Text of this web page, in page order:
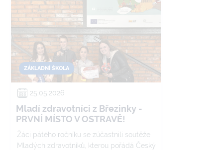
ZÁKLADNÍ ŠKOLA
25.05.2026
Mladí zdravotníci z Březinky -
PRVNÍ MÍSTO V OSTRAVĚ!
Žáci pátého ročníku se zúčastnili soutěže
Mladých zdravotníků, kterou pořádá Český